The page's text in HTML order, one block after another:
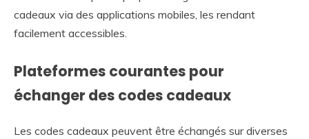
cadeaux via des applications mobiles, les rendant
facilement accessibles.
Plateformes courantes pour
échanger des codes cadeaux
Les codes cadeaux peuvent être échangés sur diverses